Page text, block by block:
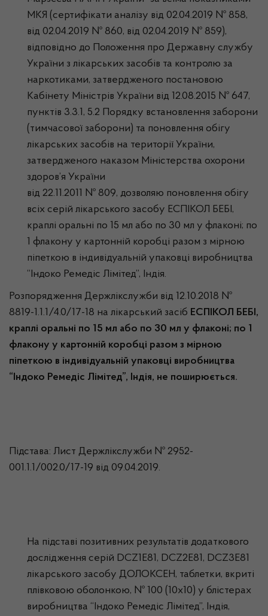
МКЯ (сертифікати аналізу від 02.04.2019 № 858,
від 02.04.2019 № 860, від 02.04.2019 № 859),
відповідно до Положення про Державну службу
України з лікарських засобів та контролю за
наркотиками, затвердженого постановою
Кабінету Міністрів України від 12.08.2015 № 647,
пунктів 3.3.1, 5.2 Порядку встановлення заборони
(тимчасової заборони) та поновлення обігу
лікарських засобів на території України,
затвердженого наказом Міністерства охорони
здоров’я України
від 22.11.2011 № 809, дозволяю поновлення обігу
всіх серій лікарського засобу ЕСПІКОЛ БЕБІ,
краплі оральні по 15 мл або по 30 мл у флаконі; по
1 флакону у картонній коробці разом з мірною
піпеткою в індивідуальній упаковці виробництва
“Індоко Ремедіс Лімітед”, Індія.
Розпорядження Держлікслужби від 12.10.2018 №
8819-1.1.1/4.0/17-18 на лікарський засіб ЕСПІКОЛ БЕБІ,
краплі оральні по 15 мл або по 30 мл у флаконі; по 1
флакону у картонній коробці разом з мірною
піпеткою в індивідуальній упаковці виробництва
“Індоко Ремедіс Лімітед”, Індія, не поширюється.
Підстава: Лист Держлікслужби № 2952-
001.1.1/002.0/17-19 від 09.04.2019.
На підставі позитивних результатів додаткового
дослідження серій DCZ1E81, DCZ2E81, DCZ3E81
лікарського засобу ДОЛОКСЕН, таблетки, вкриті
плівковою оболонкою, № 100 (10х10) у блістерах
виробництва “Індоко Ремедіс Лімітед”, Індія,